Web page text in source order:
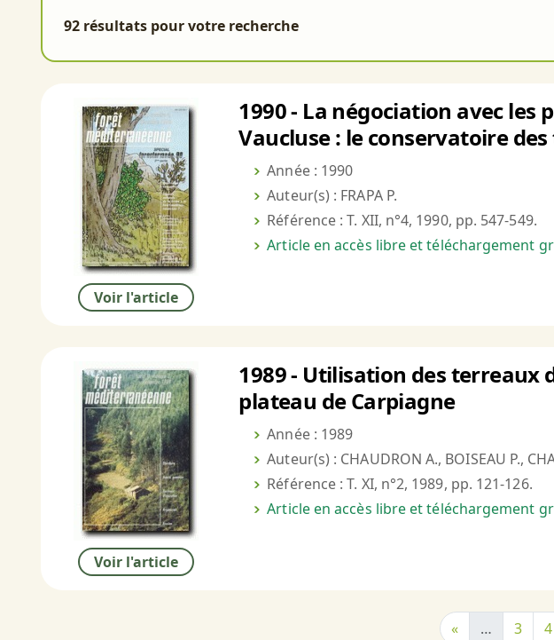
92 résultats pour votre recherche
Voir l'article
1990 - La négociation avec
Vaucluse : le conservatoire
Année : 1990
Auteur(s) : FRAPA P.
Référence : T. XII, n°4, 1990, pp. 547-549.
Article en accès libre et téléchargement
Voir l'article
1989 - Utilisation des terreaux
plateau de Carpiagne
Année : 1989
Auteur(s) : CHAUDRON A., BOISEAU P.,
Référence : T. XI, n°2, 1989, pp. 121-126.
Article en accès libre et téléchargement
« … 3 4